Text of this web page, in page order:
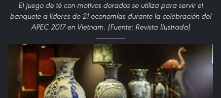
El juego de té con motivos dorados se utiliza para servir el
banquete a líderes de 21 economías durante la celebración del
APEC 2017 en Vietnam. (Fuente: Revista Ilustrada)